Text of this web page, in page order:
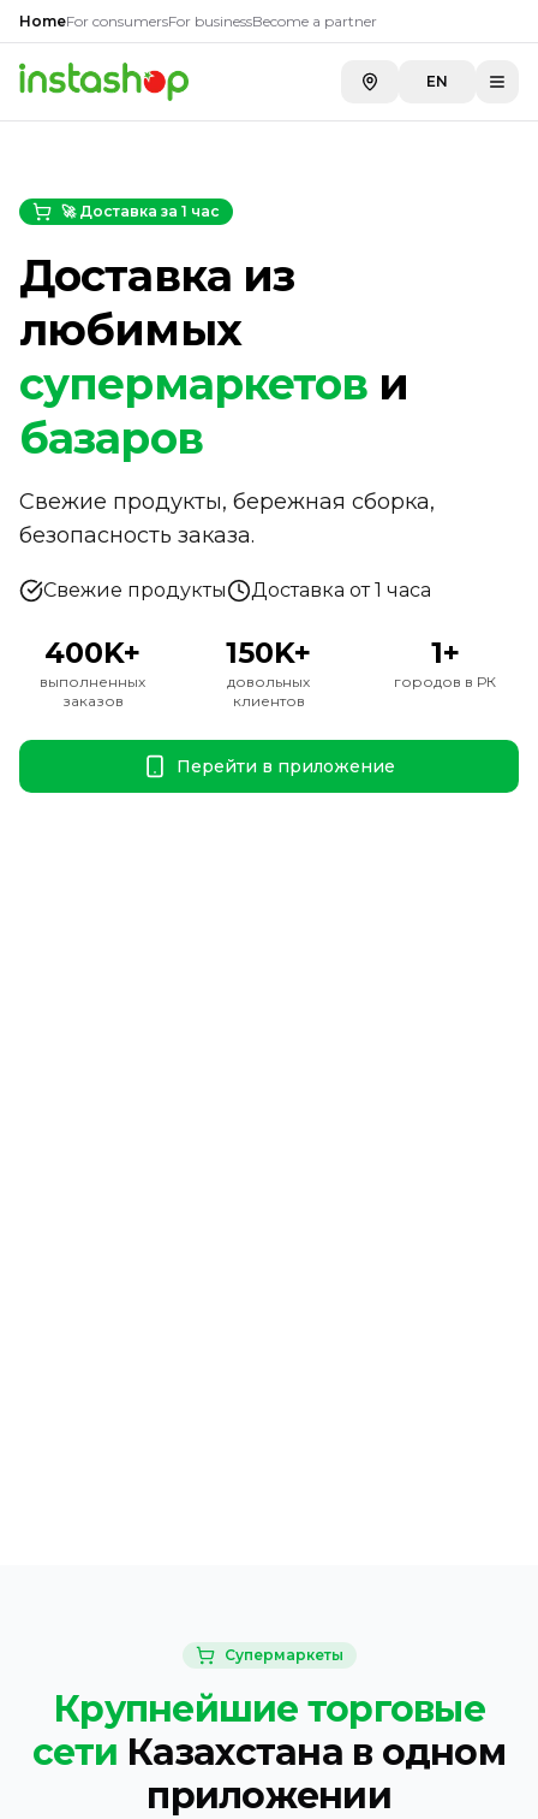
HomeFor consumersFor businessBecome a partner
EN
🚀 Доставка за 1 час
Доставка из
любимых
супермаркетов и
базаров
Свежие продукты, бережная сборка,
безопасность заказа.
Свежие продукты Доставка от 1 часа
400K+
выполненных
заказов
150K+
довольных
клиентов
1+
городов в РК
Перейти в приложение
Супермаркеты
Крупнейшие торговые
сети Казахстана в одном
приложении